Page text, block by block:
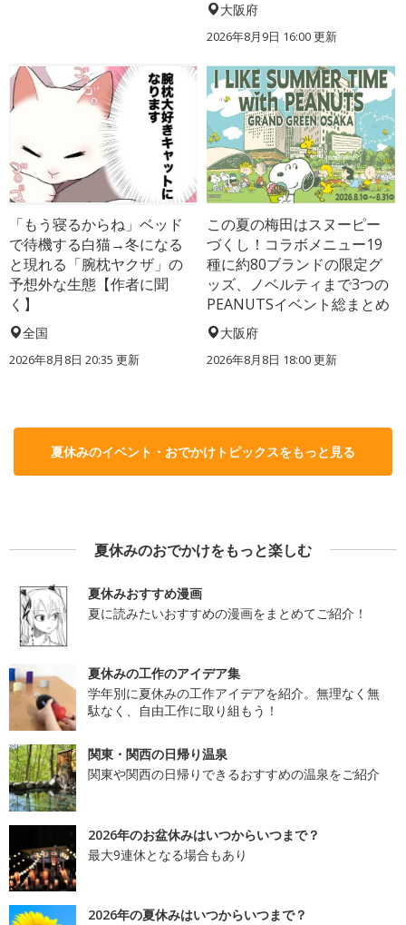
大阪府
2026年8月9日 16:00更新
「もう寝るからね」ベッド
で待機する白猫→冬になる
と現れる「腕枕ヤクザ」の
予想外な生態【作者に聞
く】
全国
2026年8月8日 20:35 更新
この夏の梅田はスヌーピー
づくし！コラボメニュー19
種に約80ブランドの限定グ
ッズ、ノベルティまで3つの
PEANUTSイベント総まとめ
大阪府
2026年8月8日 18:00更新
夏休みのイベント・おでかけトピックスをもっと見る
夏休みのおでかけをもっと楽しむ
夏休みおすすめ漫画
夏に読みたいおすすめの漫画をまとめてご紹介！
夏休みの工作のアイデア集
学年別に夏休みの工作アイデアを紹介。無理なく無
駄なく、自由工作に取り組もう！
関東・関西の日帰り温泉
関東や関西の日帰りできるおすすめの温泉をご紹介
2026年のお盆休みはいつからいつまで？
最大9連休となる場合もあり
2026年の夏休みはいつからいつまで？